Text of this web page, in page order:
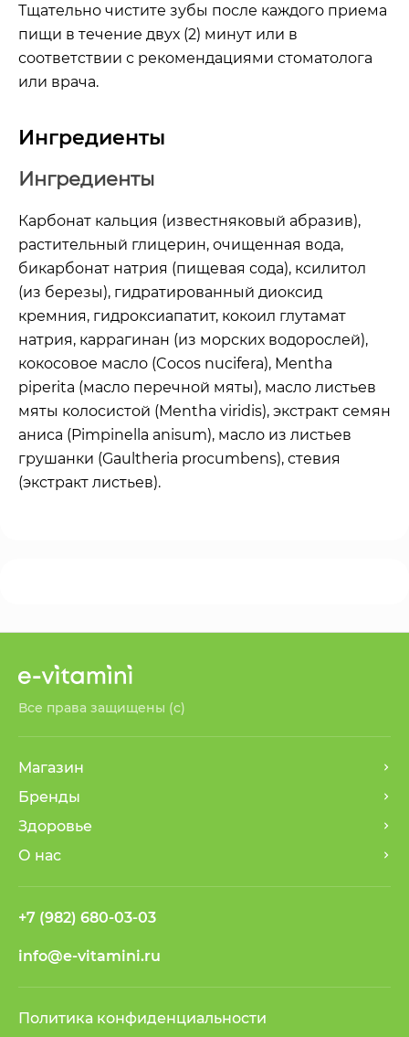
Тщательно чистите зубы после каждого приема
пищи в течение двух (2) минут или в
соответствии с рекомендациями стоматолога
или врача.
Ингредиенты
Ингредиенты
Карбонат кальция (известняковый абразив),
растительный глицерин, очищенная вода,
бикарбонат натрия (пищевая сода), ксилитол
(из березы), гидратированный диоксид
кремния, гидроксиапатит, кокоил глутамат
натрия, каррагинан (из морских водорослей),
кокосовое масло (Cocos nucifera), Mentha
piperita (масло перечной мяты), масло листьев
мяты колосистой (Mentha viridis), экстракт семян
аниса (Pimpinella anisum), масло из листьев
грушанки (Gaultheria procumbens), стевия
(экстракт листьев).
Все права защищены (с)
Магазин
Бренды
Здоровье
О нас
+7 (982) 680-03-03
info@e-vitamini.ru
Политика конфиденциальности